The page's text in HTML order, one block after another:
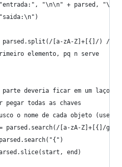
"\n\n" + parsed, "\n")
parsed.split(/[a-zA-Z]+[{]/) //
elemento, pq n serve
parte deveria ficar em um laço
pegar todas as chaves
o nome de cada objeto
parsed.search(/[a-zA-Z]+[{]/gm)
end)